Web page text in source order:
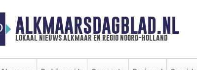
ALKMAARSDAGBLAD.NL
lokaal nieuws alkmaar en regio noord-holland